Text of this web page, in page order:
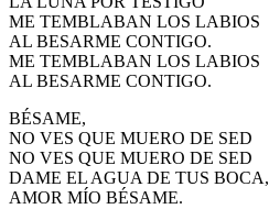
ME TEMBLABAN LOS LABIOS
AL BESARME CONTIGO.
ME TEMBLABAN LOS LABIOS
AL BESARME CONTIGO.
BÉSAME,
NO VES QUE MUERO DE SED
NO VES QUE MUERO DE SED
DAME EL AGUA DE TUS BOCA,
AMOR MÍO BÉSAME.